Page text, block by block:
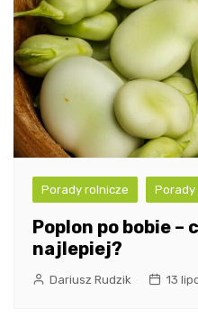
Porady rolnicze Porady
Poplon po bobie –
najlepiej?
Dariusz Rudzik 13